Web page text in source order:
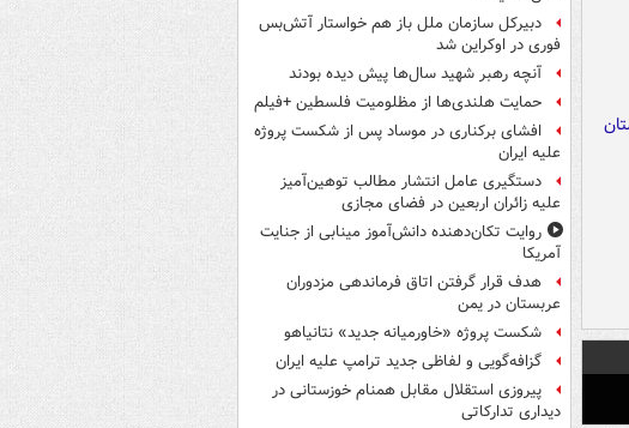
دبیرکل سازمان ملل باز هم خواستار آتش‌بس
فوری در اوکراین شد
آنچه رهبر شهید سال‌ها پیش دیده بودند
حمایت هلندی‌ها از مظلومیت فلسطین +فیلم
افشای برکناری در موساد پس از شکست پروژه
علیه ایران
دستگیری عامل انتشار مطالب توهین‌آمیز
علیه زائران اربعین در فضای مجازی
روایت تکان‌دهنده دانش‌آموز مینابی از جنایت
آمریکا
هدف قرار گرفتن اتاق‌ فرماندهی مزدوران
عربستان در یمن
شکست پروژه «خاورمیانه جدید» نتانیاهو
گزافه‌گویی و لفاظی جدید ترامپ علیه ایران
پیروزی استقلال مقابل همنام خوزستانی در
دیداری تدارکاتی